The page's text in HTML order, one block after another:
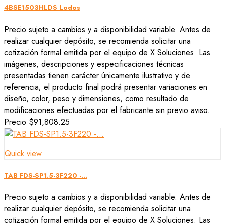
4BSE1503HLDS Lodos
Precio sujeto a cambios y a disponibilidad variable. Antes de
realizar cualquier depósito, se recomienda solicitar una
cotización formal emitida por el equipo de X Soluciones. Las
imágenes, descripciones y especificaciones técnicas
presentadas tienen carácter únicamente ilustrativo y de
referencia; el producto final podrá presentar variaciones en
diseño, color, peso y dimensiones, como resultado de
modificaciones efectuadas por el fabricante sin previo aviso.
Precio $91,808.25
Quick view
TAB FDS-SP1.5-3F220 -...
Precio sujeto a cambios y a disponibilidad variable. Antes de
realizar cualquier depósito, se recomienda solicitar una
cotización formal emitida por el equipo de X Soluciones. Las